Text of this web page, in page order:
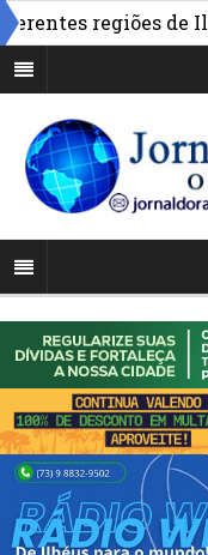
regiões de Ilhéus